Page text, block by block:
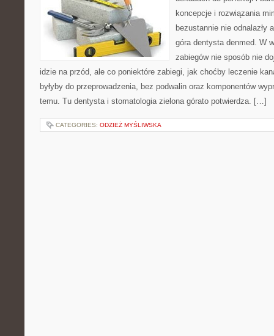
koncepcje i rozwiązania
bezustannie nie odnalazły
góra dentysta denmed. W
zabiegów nie sposób nie
idzie na przód, ale co poniektóre zabiegi, jak choćby leczenie
byłyby do przeprowadzenia, bez podwalin oraz komponentów
temu. Tu dentysta i stomatologia zielona górato potwierdza. […]
CATEGORIES: ODZIEŻ MYŚLIWSKA